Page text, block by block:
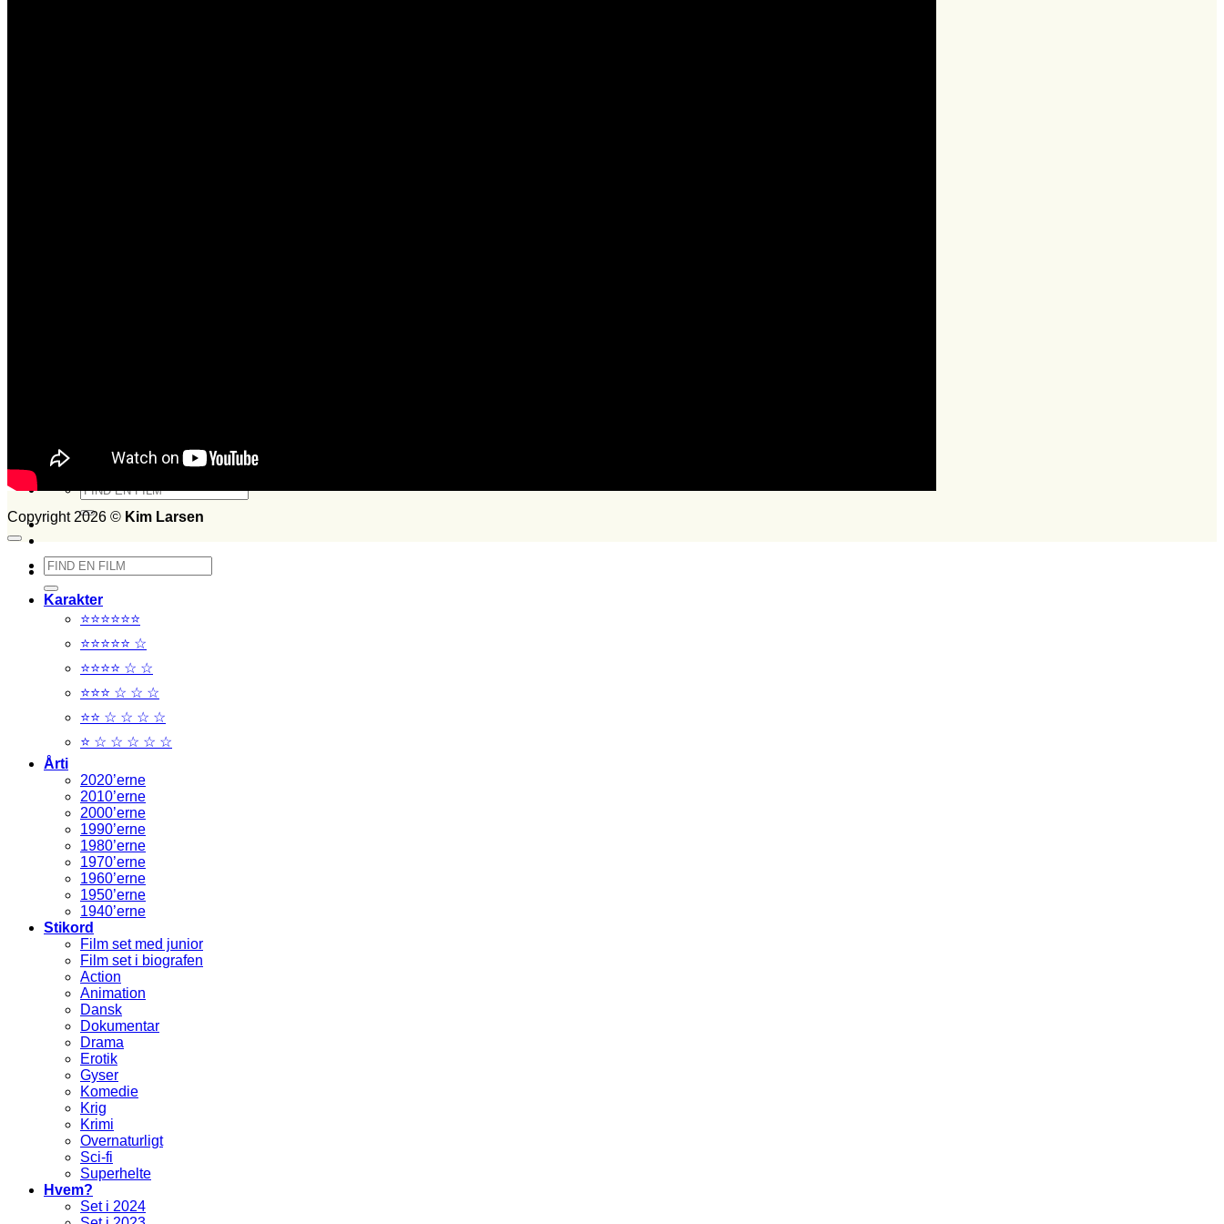
FILM SET:1026side 2014
Søg
efter:
Copyright 2026 © Kim Larsen
Søg
efter:
Karakter
⭐⭐⭐⭐⭐⭐
⭐⭐⭐⭐⭐ ☆
⭐⭐⭐⭐ ☆ ☆
⭐⭐⭐ ☆ ☆ ☆
⭐⭐ ☆ ☆ ☆ ☆
⭐ ☆ ☆ ☆ ☆ ☆
Årti
2020’erne
2010’erne
2000’erne
1990’erne
1980’erne
1970’erne
1960’erne
1950’erne
1940’erne
Stikord
Film set med junior
Film set i biografen
Action
Animation
Dansk
Dokumentar
Drama
Erotik
Gyser
Komedie
Krig
Krimi
Overnaturligt
Sci-fi
Superhelte
Hvem?
Set i 2024